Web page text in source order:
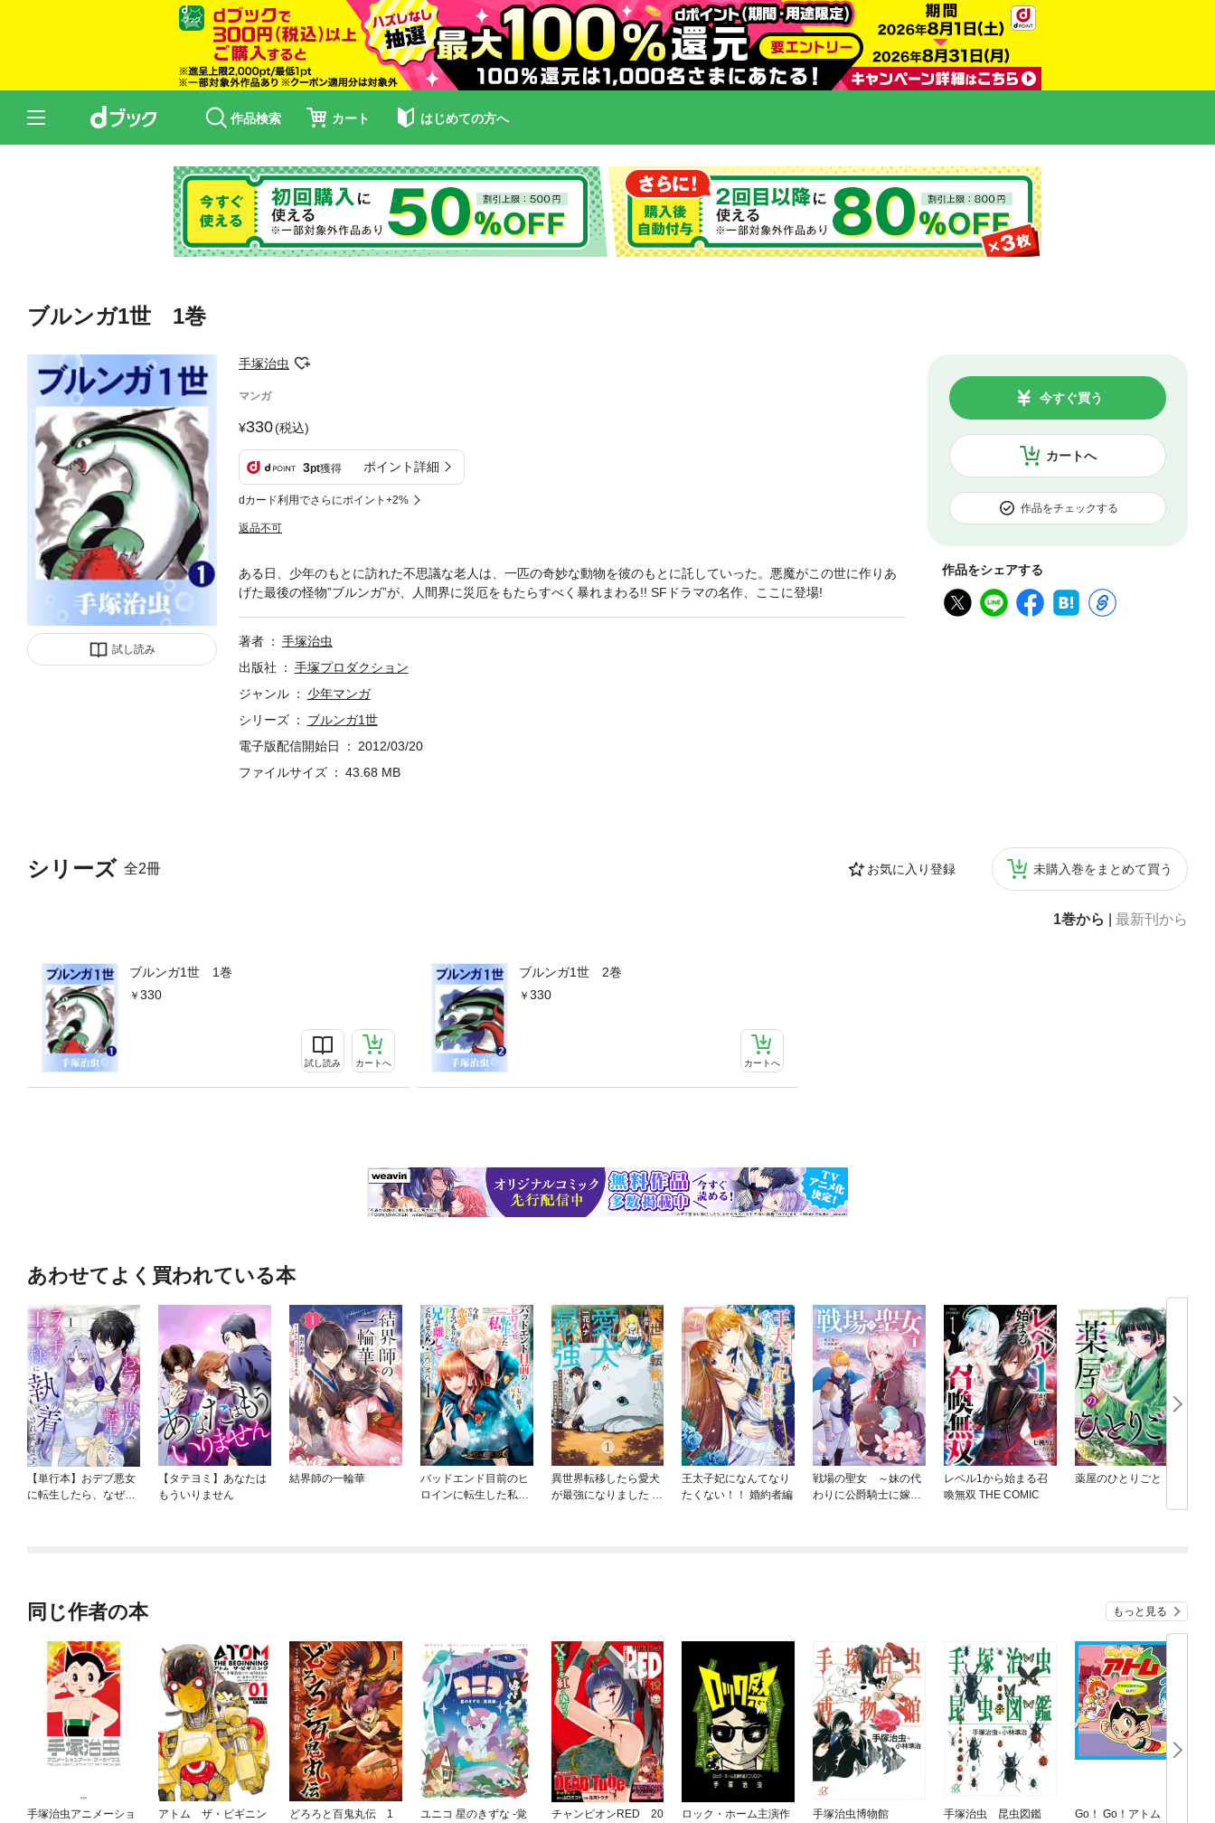
作品検索 カート はじめての方へ
ブルンガ1世 1巻
試し読み
手塚治虫
マンガ
330(税込)
3pt獲得 ポイント詳細
dカード利用でさらにポイント+2%
返品不可
カートへ
今すぐ買う
作品をチェックする
作品をシェアする
シリーズ 全2冊 お気に入り登録 未購入巻をまとめて買う
1巻から 最新刊から
ブルンガ1世 1巻
330
試し読み カートへ
ブルンガ1世 2巻
330
カートへ
ある日、少年のもとに訪れた不思議な老人は、一匹の奇妙な動物を彼のもとに託していった。悪魔がこの世に作りあ
げた最後の怪物”ブルンガ”が、人間界に災厄をもたらすべく暴れまわる!! SFドラマの名作、ここに登場!
著者
手塚治虫
出版社
手塚プロダクション
ジャンル
少年マンガ
シリーズ
ブルンガ1世
電子版配信開始日
2012/03/20
ファイルサイズ
43.68 MB
あわせてよく買われている本
【単行本】おデブ悪女
に転生したら、なぜか
【タテヨミ】あなたは
もういりません
結界師の一輪華
バッドエンド目前のヒ
ロインに転生した私、
異世界転移したら愛犬
が最強になりました ～
王太子妃になんてなり
たくない！！ 婚約者編
戦場の聖女 ～妹の代
わりに公爵騎士に嫁ぐ
レベル1から始まる召
喚無双 THE COMIC
薬屋のひとりごと
同じ作者の本 もっと見る
手塚治虫アニメーショ
アトム ザ・ビギニン
どろろと百鬼丸伝 1
ユニコ 星のきずな -覚
チャンピオンRED 20
ロック・ホーム主演作
手塚治虫博物館 手塚治虫 昆虫図鑑
Go！ Go！アトム ザ